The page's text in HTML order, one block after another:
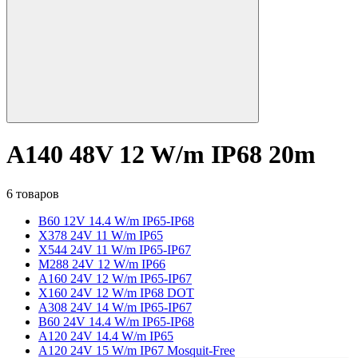
A140 48V 12 W/m IP68 20m
6 товаров
B60 12V 14.4 W/m IP65-IP68
X378 24V 11 W/m IP65
X544 24V 11 W/m IP65-IP67
M288 24V 12 W/m IP66
A160 24V 12 W/m IP65-IP67
X160 24V 12 W/m IP68 DOT
A308 24V 14 W/m IP65-IP67
B60 24V 14.4 W/m IP65-IP68
A120 24V 14.4 W/m IP65
A120 24V 15 W/m IP67 Mosquit-Free